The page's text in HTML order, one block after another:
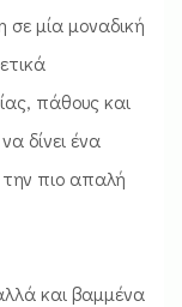
σε μία μοναδική
πάθους και
δίνει ένα
πιο απαλή
και βαμμένα